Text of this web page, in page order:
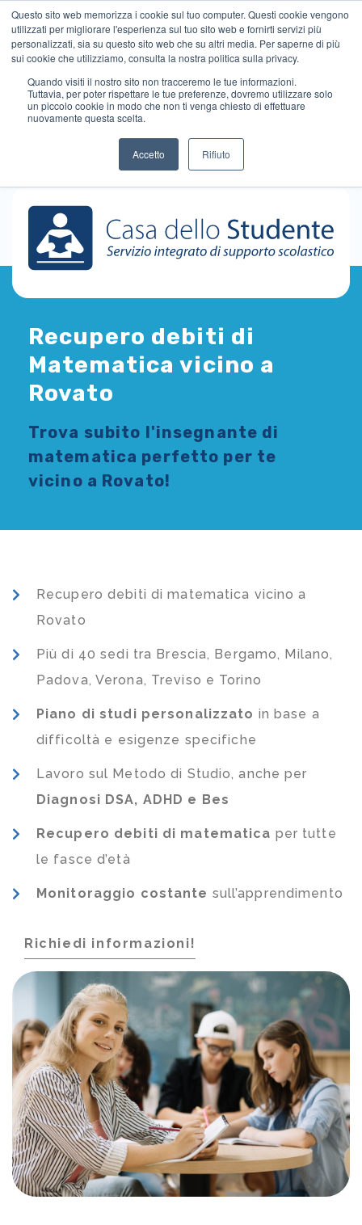
Questo sito web memorizza i cookie sul tuo computer. Questi cookie vengono
utilizzati per migliorare l'esperienza sul tuo sito web e fornirti servizi più
personalizzati, sia su questo sito web che su altri media. Per saperne di più
sui cookie che utilizziamo, consulta la nostra politica sulla privacy.
Quando visiti il ​​nostro sito non tracceremo le tue informazioni.
Tuttavia, per poter rispettare le tue preferenze, dovremo utilizzare solo
un piccolo cookie in modo che non ti venga chiesto di effettuare
nuovamente questa scelta.
Accetto Rifiuto
Recupero debiti di
Matematica vicino a
Rovato
Trova subito l'insegnante di
matematica perfetto per te
vicino a Rovato!
Recupero debiti di matematica vicino a
Rovato
Più di 40 sedi tra Brescia, Bergamo, Milano,
Padova, Verona, Treviso e Torino
Piano di studi personalizzato in base a
difficoltà e esigenze specifiche
Lavoro sul Metodo di Studio, anche per
Diagnosi DSA, ADHD e Bes
Recupero debiti di matematica per tutte
le fasce d’età
Monitoraggio costante sull’apprendimento
Richiedi informazioni!